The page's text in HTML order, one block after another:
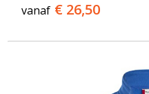
vanaf € 26,50